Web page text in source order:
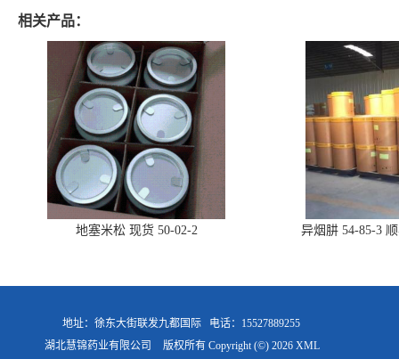
相关产品：
地塞米松 现货 50-02-2 异烟肼 54-85-3
地址：徐东大街联发九都国际
电话：15527889255
湖北慧锦药业有限公司
版权所有 Copyright (©) 2026 XML